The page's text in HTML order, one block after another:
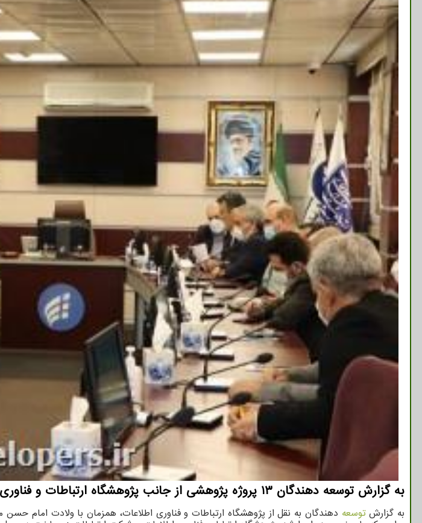
به گزارش توسعه دهندگان ۱۳ پروژه پژوهشی از جانب پژوهشگاه ارتباطات و فناوری اطلاعات تکمیل و به شرکت ارتباطات زیرساخت تحویل گردید.
به گزارشتوسعه